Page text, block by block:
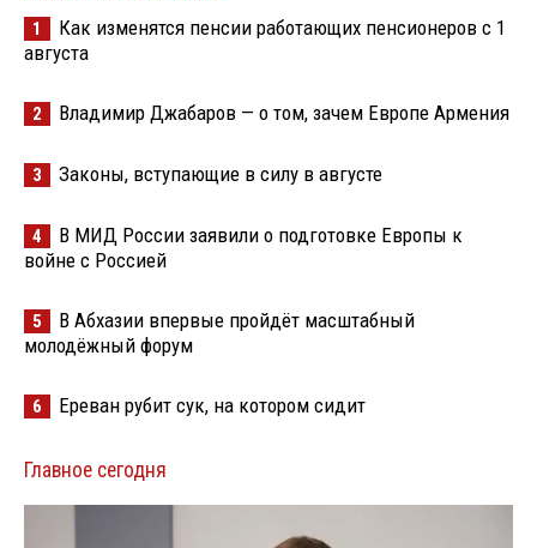
1
Как изменятся пенсии работающих пенсионеров с 1
августа
2 Владимир Джабаров — о том, зачем Европе Армения
3 Законы, вступающие в силу в августе
4
В МИД России заявили о подготовке Европы к
войне с Россией
5
В Абхазии впервые пройдёт масштабный
молодёжный форум
6 Ереван рубит сук, на котором сидит
Главное сегодня